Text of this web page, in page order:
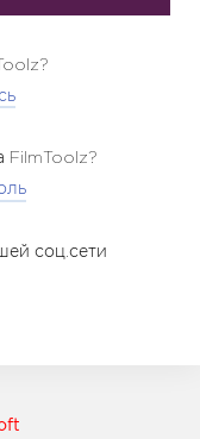
FilmToolz?
соц.сети